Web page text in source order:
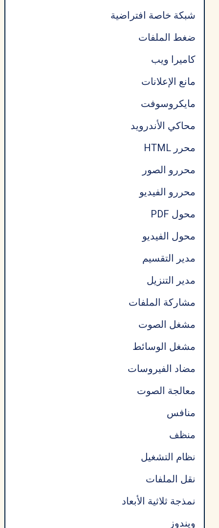
شبكة خاصة افتراضية
ضغط الملفات
كاميرا ويب
مانع الإعلانات
مايكروسوفت
محاكي الأندرويد
محرر HTML
محررو الصور
محررو الفيديو
محول PDF
محول الفيديو
مدير التقسيم
مدير التنزيل
مشاركة الملفات
مشغل الصوت
مشغل الوسائط
مضاد الفيروسات
معالجة الصوت
منافس
منظف
نظام التشغيل
نقل الملفات
نمذجة ثلاثية الأبعاد
ويندوز